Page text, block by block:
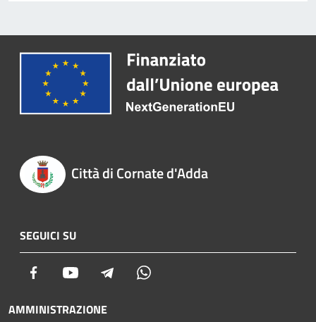
Città di Cornate d'Adda
SEGUICI SU
Facebook Youtube Telegram
AMMINISTRAZIONE